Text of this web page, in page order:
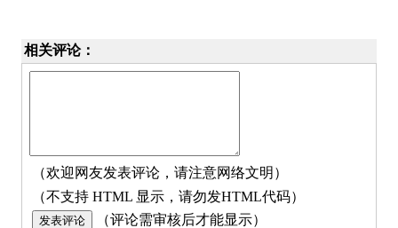
相关评论：
（欢迎网友发表评论，请注意网络文明）
（不支持 HTML 显示，请勿发HTML代码）
（评论需审核后才能显示）